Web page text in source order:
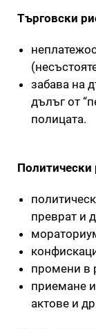
Търговски
забава на
дълъг от
полицата.
Политически
преврат и
промени в
приемане
актове и